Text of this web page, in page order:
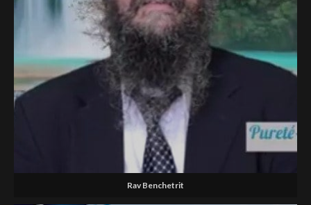
Rav Benchetrit